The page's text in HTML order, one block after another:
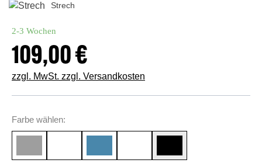
Strech
2-3 Wochen
Regulärer Preis:
109,00 €
zzgl. MwSt. zzgl. Versandkosten
Farbeauswählen
wählen: